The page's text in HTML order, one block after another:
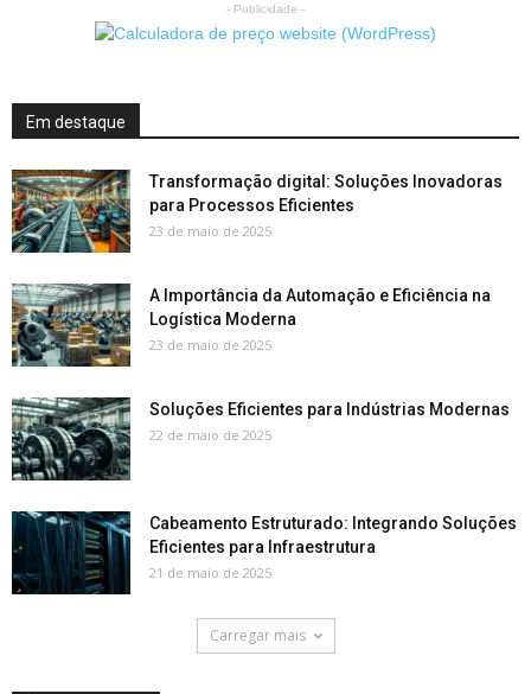
- Publicidade -
Em destaque
Transformação digital: Soluções Inovadoras
para Processos Eficientes
23 de maio de 2025
A Importância da Automação e Eficiência na
Logística Moderna
23 de maio de 2025
Soluções Eficientes para Indústrias Modernas
22 de maio de 2025
Cabeamento Estruturado: Integrando Soluções
Eficientes para Infraestrutura
21 de maio de 2025
Carregar mais